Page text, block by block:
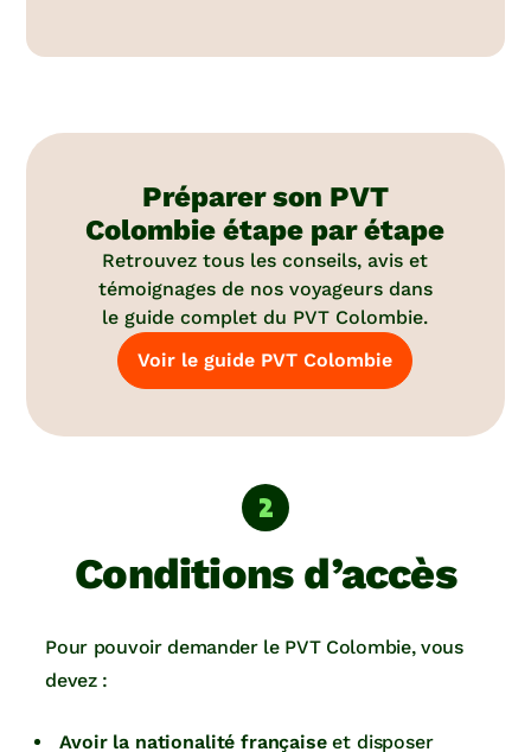
Préparer son PVT
Colombie étape par étape
Retrouvez tous les conseils, avis et
témoignages de nos voyageurs dans
le guide complet du PVT Colombie.
Voir le guide PVT Colombie
Conditions d’accès
Pour pouvoir demander le PVT Colombie, vous
devez :
Avoir la nationalité françaiseet disposer